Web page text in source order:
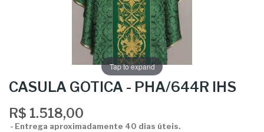
Tap to expand
CASULA GÓTICA - PHA/644R IHS
R$ 1.518,00
Entrega aproximadamente 40 dias úteis.